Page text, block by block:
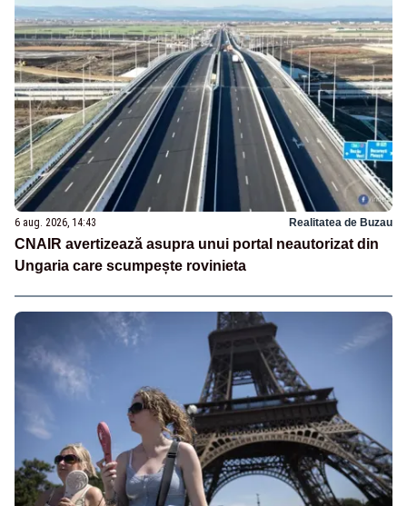
6 aug. 2026, 14:43 Realitatea de Buzau
CNAIR avertizează asupra unui portal neautorizat din
Ungaria care scumpește rovinieta